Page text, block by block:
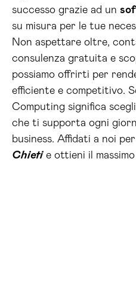
successo grazie ad un
su misura per le tue
Non aspettare oltre,
consulenza gratuita e
possiamo offrirti per
efficiente e competitivo.
Computing significa
che ti supporta ogni
business. Affidati a noi
Chietie ottieni il